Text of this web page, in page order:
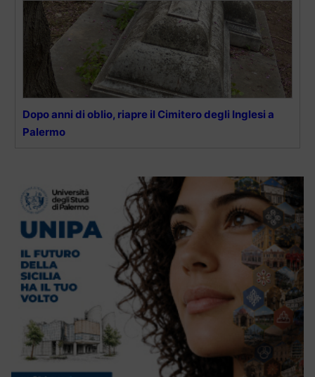
Dopo anni di oblio, riapre il Cimitero degli Inglesi a
Palermo